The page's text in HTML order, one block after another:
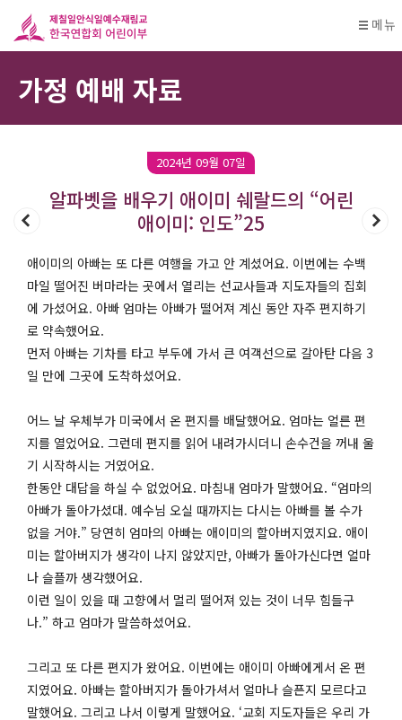
메뉴
가정 예배 자료
2024년 09월 07일
알파벳을 배우기 애이미 쉐랄드의 “어린
애이미: 인도”25
애이미의 아빠는 또 다른 여행을 가고 안 계셨어요. 이번에는 수백
마일 떨어진 버마라는 곳에서 열리는 선교사들과 지도자들의 집회
에 가셨어요. 아빠 엄마는 아빠가 떨어져 계신 동안 자주 편지하기
로 약속했어요.
먼저 아빠는 기차를 타고 부두에 가서 큰 여객선으로 갈아탄 다음 3
일 만에 그곳에 도착하셨어요.
어느 날 우체부가 미국에서 온 편지를 배달했어요. 엄마는 얼른 편
지를 열었어요. 그런데 편지를 읽어 내려가시더니 손수건을 꺼내 울
기 시작하시는 거였어요.
한동안 대답을 하실 수 없었어요. 마침내 엄마가 말했어요. “엄마의
아빠가 돌아가셨대. 예수님 오실 때까지는 다시는 아빠를 볼 수가
없을 거야.” 당연히 엄마의 아빠는 애이미의 할아버지였지요. 애이
미는 할아버지가 생각이 나지 않았지만, 아빠가 돌아가신다면 얼마
나 슬플까 생각했어요.
이런 일이 있을 때 고향에서 멀리 떨어져 있는 것이 너무 힘들구
나.” 하고 엄마가 말씀하셨어요.
그리고 또 다른 편지가 왔어요. 이번에는 애이미 아빠에게서 온 편
지였어요. 아빠는 할아버지가 돌아가셔서 얼마나 슬픈지 모르다고
말했어요. 그리고 나서 이렇게 말했어요. ‘교회 지도자들은 우리 가